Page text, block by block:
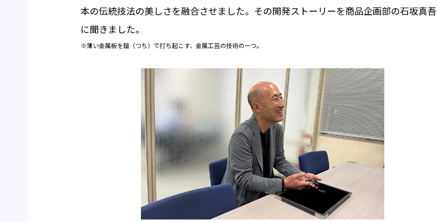
本の伝統技法の美しさを融合させました。その開発ストーリーを商品企画部の石坂真吾
に聞きました。
※薄い金属板を鎚（つち）で打ち起こす、金属工芸の技術の一つ。